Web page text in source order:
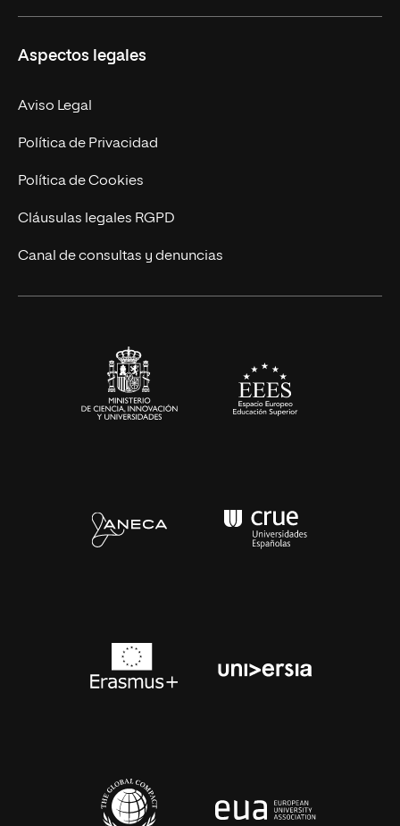
Empresa
MBA
Marketing y Comunicación
Ingeniería
Diseño
Ciencias de la Salud
Nuestro Equipo
Contacto
Aspectos legales
Aviso Legal
Política de Privacidad
Política de Cookies
Cláusulas legales RGPD
Canal de consultas y denuncias